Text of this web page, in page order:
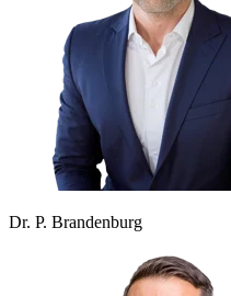
Dr. P. Brandenburg